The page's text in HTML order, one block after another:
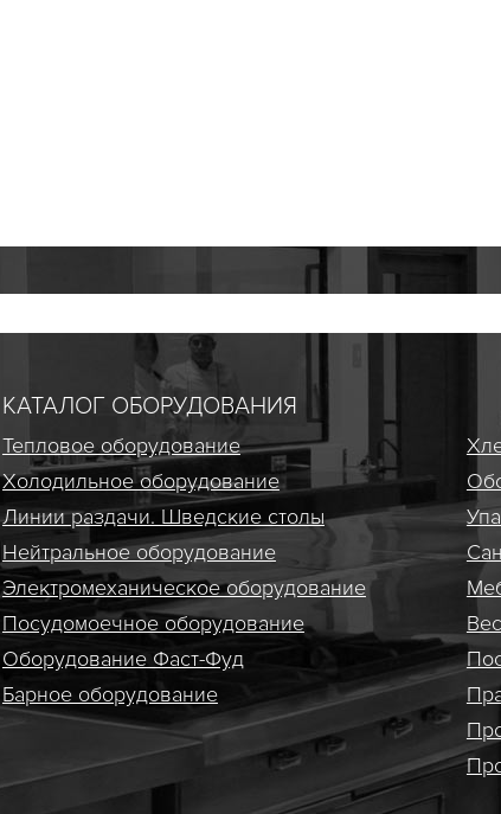
КАТАЛОГ ОБОРУДОВАНИЯ
Тепловое оборудование
Холодильное оборудование
Линии раздачи. Шведские столы
Нейтральное оборудование
Электро­механическое оборудование
Посудомоечное оборудование
Оборудование Фаст-Фуд
Барное оборудование